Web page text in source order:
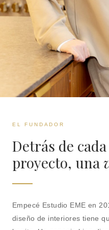
EL FUNDADOR
Detrás de cada
proyecto, una
Empecé Estudio EME en
diseño de interiores tiene